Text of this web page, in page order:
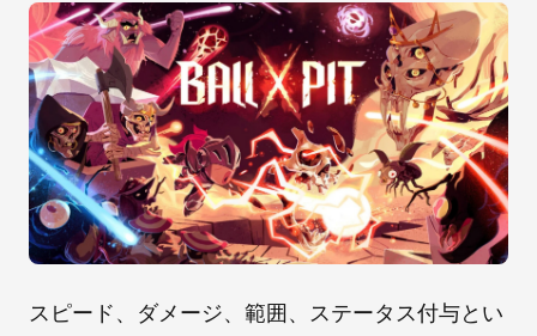
スピード、ダメージ、範囲、ステータス付与とい